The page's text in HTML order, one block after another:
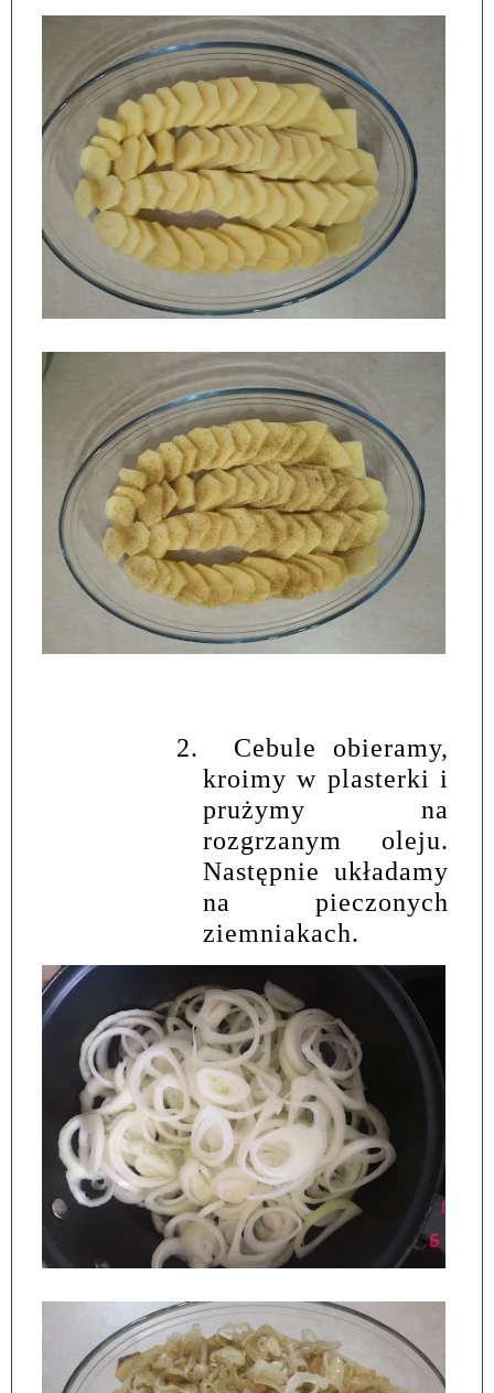
2.
Cebule obieramy,
kroimy w plasterki i
prużymy na
rozgrzanym oleju.
Następnie układamy
na pieczonych
ziemniakach.